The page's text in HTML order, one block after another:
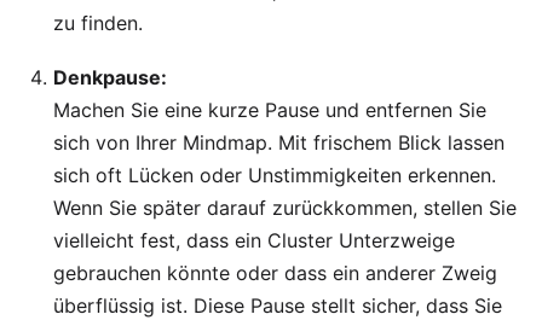
zu finden.
Denkpause:
Machen Sie eine kurze Pause und entfernen Sie
sich von Ihrer Mindmap. Mit frischem Blick lassen
sich oft Lücken oder Unstimmigkeiten erkennen.
Wenn Sie später darauf zurückkommen, stellen Sie
vielleicht fest, dass ein Cluster Unterzweige
gebrauchen könnte oder dass ein anderer Zweig
überflüssig ist. Diese Pause stellt sicher, dass Sie